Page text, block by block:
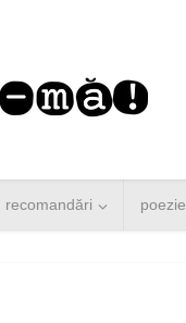
recomandări poezie